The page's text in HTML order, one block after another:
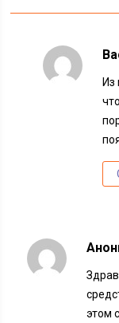
Из
этом